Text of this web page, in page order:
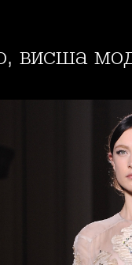
висша